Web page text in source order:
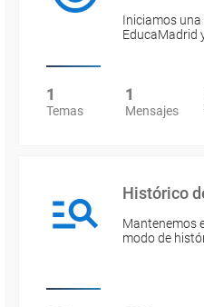
Iniciamos
EducaMadrid
1
Temas
1
Mensajes
Histórico
Mantenemos
modo de